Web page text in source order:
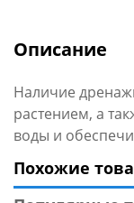
Описание
Наличие
растением, а
воды и
Похожие